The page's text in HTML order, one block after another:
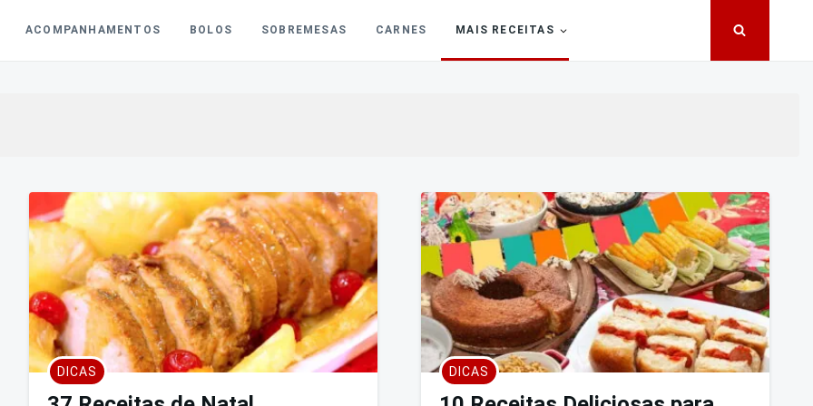
ACOMPANHAMENTOS BOLOS SOBREMESAS CARNES MAIS RECEITAS
DICAS DICAS